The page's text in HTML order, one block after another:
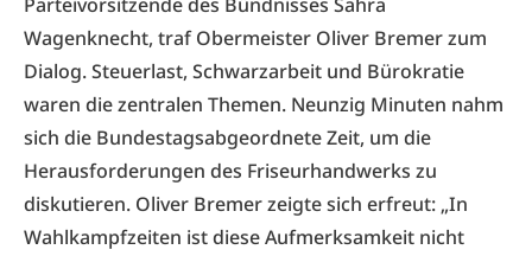
Wagenknecht, traf Obermeister Oliver Bremer zum
Dialog. Steuerlast, Schwarzarbeit und Bürokratie
waren die zentralen Themen. Neunzig Minuten nahm
sich die Bundestagsabgeordnete Zeit, um die
Herausforderungen des Friseurhandwerks zu
diskutieren. Oliver Bremer zeigte sich erfreut: „In
Wahlkampfzeiten ist diese Aufmerksamkeit nicht